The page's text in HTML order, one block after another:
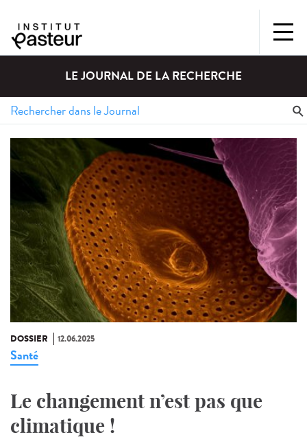
LE JOURNAL DE LA RECHERCHE
DOSSIER 12.06.2025
Santé
Le changement n’est pas que
climatique !